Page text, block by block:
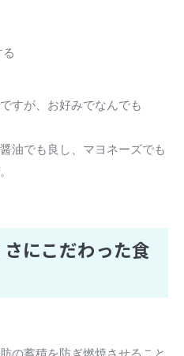
すが、お好みでなんでも
油でも良し、マヨネーズでも
にこだわった食
の蓄積を防ぎ燃焼させること